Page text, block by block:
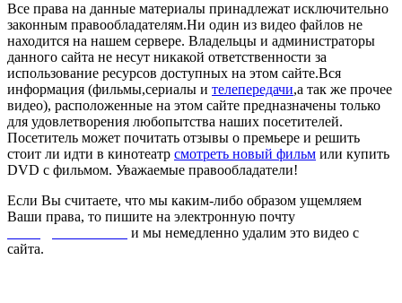
Все права на данные материалы принадлежат исключительно
законным правообладателям.Ни один из видео файлов не
находится на нашем сервере. Владельцы и администраторы
данного сайта не несут никакой ответственности за
использование ресурсов доступных на этом сайте.Вся
информация (фильмы,сериалы и телепередачи,а так же прочее
видео), расположенные на этом сайте предназначены только
для удовлетворения любопытства наших посетителей.
Посетитель может почитать отзывы о премьере и решить
стоит ли идти в кинотеатр смотреть новый фильм или купить
DVD с фильмом. Уважаемые правообладатели!
Если Вы считаете, что мы каким-либо образом ущемляем
Ваши права, то пишите на электронную почту
и мы немедленно удалим это видео с
сайта.